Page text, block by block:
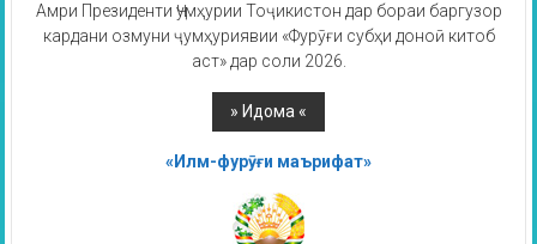
Амри Президенти Ҷумҳурии Тоҷикистон дар бораи баргузор
кардани озмуни ҷумҳуриявии «Фурӯғи субҳи доноӣ китоб
аст» дар соли 2026.
«Илм-фурӯғи маърифат»